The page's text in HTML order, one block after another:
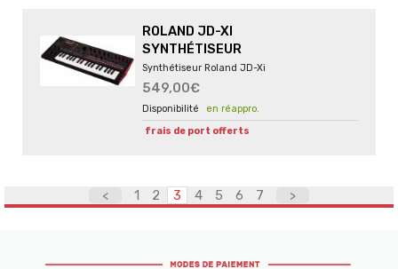
ROLAND JD-XI
SYNTHÉTISEUR
Synthétiseur Roland JD-Xi
549,00€
en réappro.
frais de port offerts
< 1 2 3 4 5 6 7 >